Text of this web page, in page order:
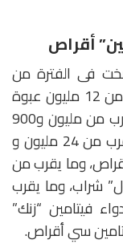
ضخت فى الفترة من
يونيو حتى شهر أكتوبر الماضي ما يقرب من 12 مليون عبوة
من دواء “ازيثرومايسين” أقراص، وما يقرب من مليون و900
ألف زجاجة “ازيثرومايسين” شراب، وما يقرب من 24 مليون و
وما يقرب من
شراب، وما يقرب
من دواء فيتامين “زنك”